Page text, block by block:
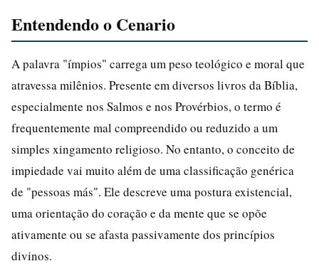
Entendendo o Cenario
A palavra "ímpios" carrega um peso teológico e moral que
atravessa milênios. Presente em diversos livros da Bíblia,
especialmente nos Salmos e nos Provérbios, o termo é
frequentemente mal compreendido ou reduzido a um
simples xingamento religioso. No entanto, o conceito de
impiedade vai muito além de uma classificação genérica
de "pessoas más". Ele descreve uma postura existencial,
uma orientação do coração e da mente que se opõe
ativamente ou se afasta passivamente dos princípios
divinos.